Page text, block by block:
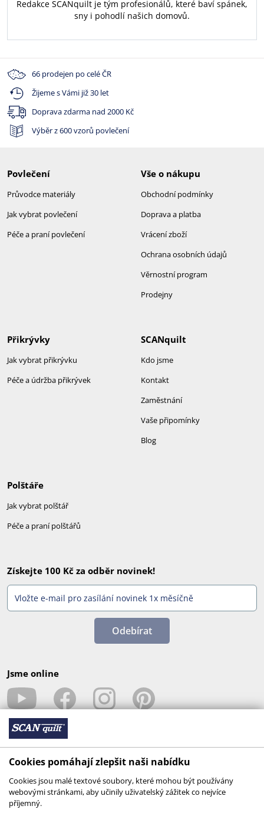
Redakce SCANquilt je tým profesionálů, které baví spánek,
sny i pohodlí našich domovů.
66 prodejen po celé ČR
Žijeme s Vámi již 30 let
Doprava zdarma nad 2000 Kč
Výběr z 600 vzorů povlečení
Povlečení
Průvodce materiály
Jak vybrat povlečení
Péče a praní povlečení
Vše o nákupu
Obchodní podmínky
Doprava a platba
Vrácení zboží
Ochrana osobních údajů
Věrnostní program
Prodejny
SCANquilt
Kdo jsme
Kontakt
Zaměstnání
Vaše připomínky
Blog
Přikrývky
Jak vybrat přikrývku
Péče a údržba přikrývek
Polštáře
Jak vybrat polštář
Péče a praní polštářů
Získejte 100 Kč za odběr novinek!
Odebírat
Jsme online
Cookies pomáhají zlepšit naši nabídku
Cookies jsou malé textové soubory, které mohou být používány
webovými stránkami, aby učinily uživatelský zážitek co nejvíce
příjemný.